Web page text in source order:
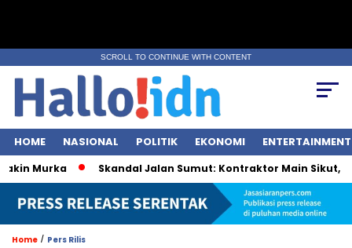
SCROLL TO CONTINUE WITH CONTENT
HOME NASIONAL POLITIK EKONOMI ENTERTAINMENT
Murka Skandal Jalan Sumut: Kontraktor Main Sikut,
Home / Pers Rilis